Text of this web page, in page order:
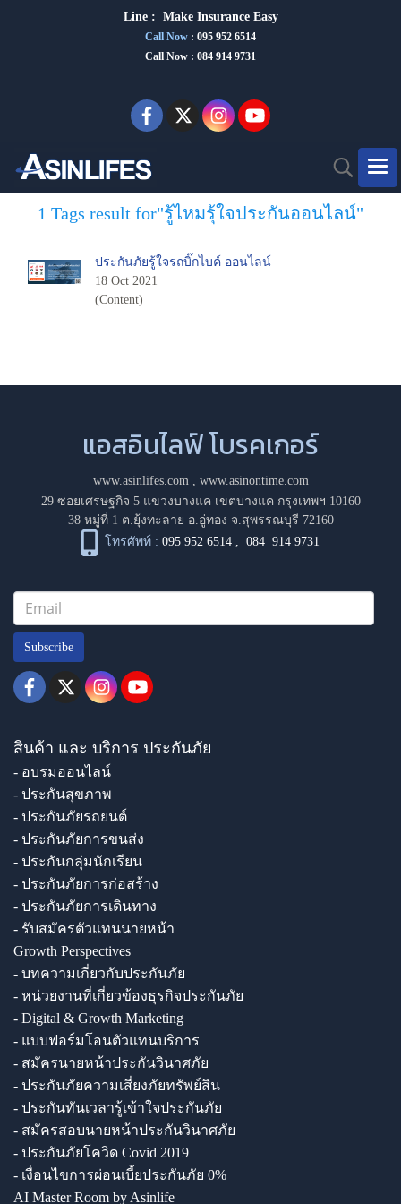
Line : Make Insurance Easy
Call Now : 095 952 6514
Call Now : 084 914 9731
1 Tags result for"รู้ไหมรุ้ใจประกันออนไลน์"
ประกันภัยรู้ใจรถบิ๊กไบค์ ออนไลน์
18 Oct 2021
(Content)
แอสอินไลฟ์ โบรคเกอร์
www.asinlifes.com, www.asinontime.com
29 ซอยเศรษฐกิจ 5 แขวงบางแค เขตบางแค กรุงเทพฯ 10160
38 หมู่ที่ 1 ต.ยุ้งทะลาย อ.อู่ทอง จ.สุพรรณบุรี 72160
โทรศัพท์ : 095 952 6514 ,084 914 9731
Subscribe
สินค้า และ บริการ ประกันภัย
- อบรมออนไลน์
- ประกันสุขภาพ
- ประกันภัยรถยนต์
- ประกันภัยการขนส่ง
- ประกันกลุ่มนักเรียน
- ประกันภัยการก่อสร้าง
- ประกันภัยการเดินทาง
- รับสมัครตัวแทนนายหน้า
Growth Perspectives
- บทความเกี่ยวกับประกันภัย
- หน่วยงานที่เกี่ยวข้องธุรกิจประกันภัย
- Digital & Growth Marketing
- แบบฟอร์มโอนตัวแทนบริการ
- สมัครนายหน้าประกันวินาศภัย
- ประกันภัยความเสี่ยงภัยทรัพย์สิน
- ประกันทันเวลารู้เข้าใจประกันภัย
- สมัครสอบนายหน้าประกันวินาศภัย
- ประกันภัยโควิด Covid 2019
- เงื่อนไขการผ่อนเบี้ยประกันภัย 0%
AI Master Room by Asinlife